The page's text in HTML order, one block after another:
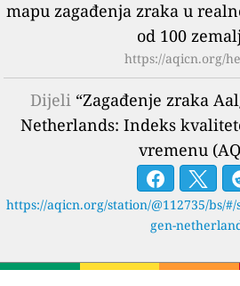
mapu zagađenja zraka u
od 100
https://aqicn.org/
Dijeli “Zagađenje zraka
Netherlands: Indeks
vremenu
https://aqicn.org/station/@112735/bs/
gen-